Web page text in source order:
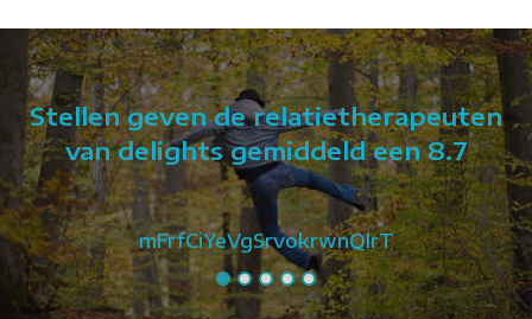
Stellen geven de relatietherapeuten
van delights gemiddeld een 8.7
mFrfCiYeVgSrvokrwnQlrT